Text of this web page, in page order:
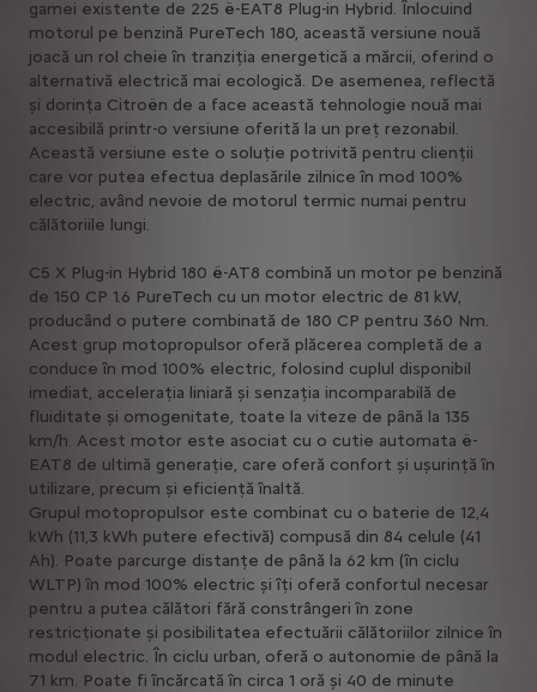
gamei existente de 225 ë-EAT8 Plug-in Hybrid. Înlocuind
motorul pe benzină PureTech 180, această versiune nouă
joacă un rol cheie în tranziția energetică a mărcii, oferind o
alternativă electrică mai ecologică. De asemenea, reflectă
și dorința Citroën de a face această tehnologie nouă mai
accesibilă printr-o versiune oferită la un preț rezonabil.
Această versiune este o soluție potrivită pentru clienții
care vor putea efectua deplasările zilnice în mod 100%
electric, având nevoie de motorul termic numai pentru
călătoriile lungi.
C5 X Plug-in Hybrid 180 ë-AT8 combină un motor pe benzină
de 150 CP 1.6 PureTech cu un motor electric de 81 kW,
producând o putere combinată de 180 CP pentru 360 Nm.
Acest grup motopropulsor oferă plăcerea completă de a
conduce în mod 100% electric, folosind cuplul disponibil
imediat, accelerația liniară și senzația incomparabilă de
fluiditate și omogenitate, toate la viteze de până la 135
km/h. Acest motor este asociat cu o cutie automata ë-
EAT8 de ultimă generație, care oferă confort și ușurință în
utilizare, precum și eficiență înaltă.
Grupul motopropulsor este combinat cu o baterie de 12,4
kWh (11,3 kWh putere efectivă) compusă din 84 celule (41
Ah). Poate parcurge distanțe de până la 62 km (în ciclu
WLTP) în mod 100% electric și îți oferă confortul necesar
pentru a putea călători fără constrângeri în zone
restricționate și posibilitatea efectuării călătoriilor zilnice în
modul electric. În ciclu urban, oferă o autonomie de până la
71 km. Poate fi încărcată în circa 1 oră și 40 de minute